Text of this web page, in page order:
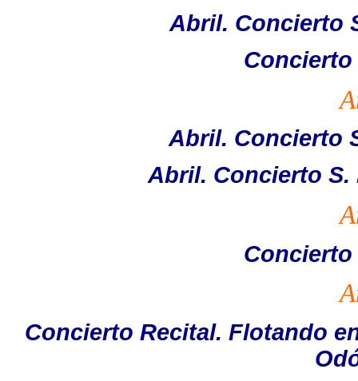
Abril. Concierto
Concierto
Abril. Concierto
Abril. Concierto S.
Concierto
Concierto Recital. Flotando